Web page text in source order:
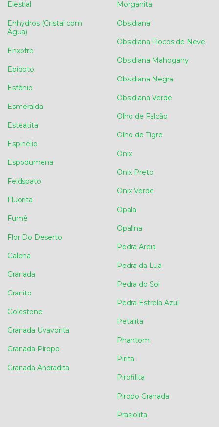
Elestial
Enhydros (Cristal com
Água)
Enxofre
Epidoto
Esfênio
Esmeralda
Esteatita
Espinélio
Espodumena
Feldspato
Fluorita
Fumê
Flor Do Deserto
Galena
Granada
Granito
Goldstone
Granada Uvavorita
Granada Piropo
Granada Andradita
Morganita
Obsidiana
Obsidiana Flocos de Neve
Obsidiana Mahogany
Obsidiana Negra
Obsidiana Verde
Olho de Falcão
Olho de Tigre
Onix
Onix Preto
Onix Verde
Opala
Opalina
Pedra Areia
Pedra da Lua
Pedra do Sol
Pedra Estrela Azul
Petalita
Phantom
Pirita
Pirofilita
Piropo Granada
Prasiolita